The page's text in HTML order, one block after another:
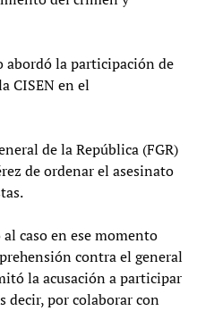
abordó la participación de
CISEN en el
de la República (FGR)
de ordenar el asesinato
caso en ese momento
contra el general
la acusación a participar
decir, por colaborar con